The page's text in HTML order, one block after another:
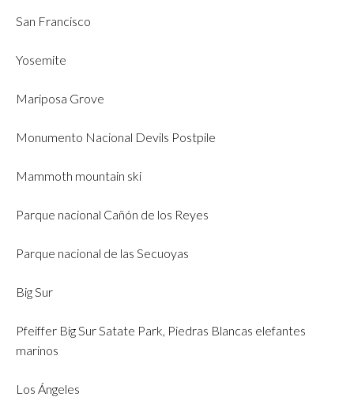
San Francisco
Yosemite
Mariposa Grove
Monumento Nacional Devils Postpile
Mammoth mountain ski
Parque nacional Cañón de los Reyes
Parque nacional de las Secuoyas
Big Sur
Pfeiffer Big Sur Satate Park, Piedras Blancas elefantes
marinos
Los Ángeles